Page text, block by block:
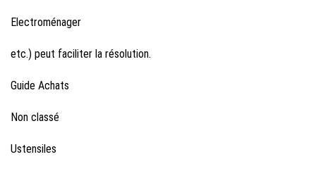
Electroménager
etc.) peut faciliter la résolution.
Guide Achats
Non classé
Ustensiles